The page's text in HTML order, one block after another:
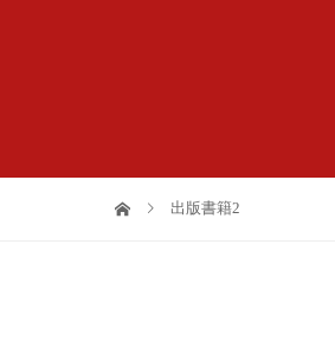
出版書籍2